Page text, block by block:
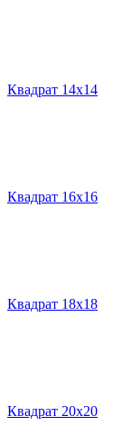
Квадрат 14х14
Квадрат 16х16
Квадрат 18х18
Квадрат 20х20